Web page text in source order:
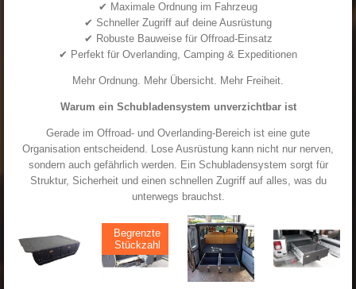
✔ Maximale Ordnung im Fahrzeug
✔ Schneller Zugriff auf deine Ausrüstung
✔ Robuste Bauweise für Offroad-Einsatz
✔ Perfekt für Overlanding, Camping & Expeditionen
Mehr Ordnung. Mehr Übersicht. Mehr Freiheit.
Warum ein Schubladensystem unverzichtbar ist
Gerade im Offroad- und Overlanding-Bereich ist eine gute
Organisation entscheidend. Lose Ausrüstung kann nicht nur nerven,
sondern auch gefährlich werden. Ein Schubladensystem sorgt für
Struktur, Sicherheit und einen schnellen Zugriff auf alles, was du
unterwegs brauchst.
Begrenzte
Stückzahl